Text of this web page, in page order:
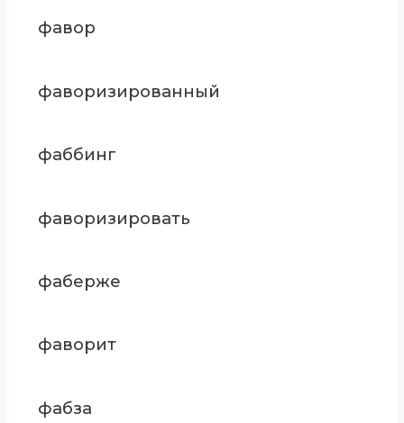
фавор
фаворизированный
фаббинг
фаворизировать
фаберже
фаворит
фабза